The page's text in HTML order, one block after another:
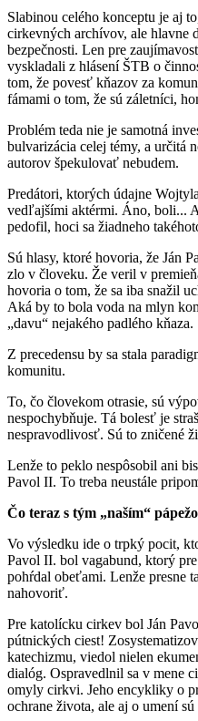
Slabinou celého konceptu je aj
cirkevných archívov, ale hlavne
bezpečnosti. Len pre
vyskladali z hlásení ŠTB o
tom, že povesť kňazov za
fámami o tom, že sú záletníci,
Problém teda nie je samotná
bulvarizácia celej témy, a určitá
autorov špekulovať nebudem.
Predátori, ktorých údajne
vedľajšími aktérmi. Áno, boli...
pedofil, hoci sa žiadneho
Sú hlasy, ktoré hovoria, že Ján
zlo v človeku. Že veril v
hovoria o tom, že sa iba snažil
Aká by to bola voda na mlyn
„davu“ nejakého padlého kňaza.
Z precedensu by sa stala
komunitu.
To, čo človekom otrasie, sú
nespochybňuje. Tá bolesť je
nespravodlivosť. Sú to zničené
Lenže to peklo nespôsobil ani
Pavol II. To treba neustále
Čo teraz s tým „naším“
Vo výsledku ide o trpký pocit,
Pavol II. bol vagabund, ktorý
pohŕdal obeťami. Lenže presne
nahovoriť.
Pre katolícku cirkev bol Ján
pútnických ciest!
katechizmu, viedol nielen
dialóg. Ospravedlnil sa v mene
omyly cirkvi. Jeho encykliky o
ochrane života, ale aj o umení